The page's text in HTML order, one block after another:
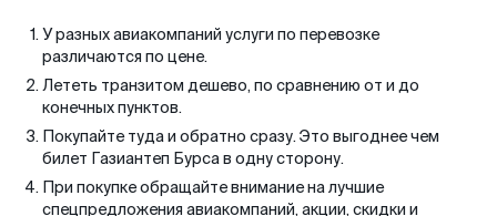
У разных авиакомпаний услуги по перевозке
различаются по цене.
Лететь транзитом дешево, по сравнению от и до
конечных пунктов.
Покупайте туда и обратно сразу. Это выгоднее чем
билет Газиантеп Бурса в одну сторону.
При покупке обращайте внимание на лучшие
спецпредложения авиакомпаний, акции, скидки и